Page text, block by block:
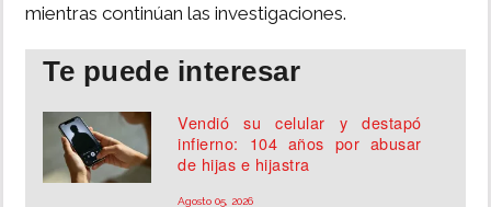
mientras continúan las investigaciones.
Te puede interesar
Vendió su celular y destapó
infierno: 104 años por abusar
de hijas e hijastra
Agosto 05, 2026